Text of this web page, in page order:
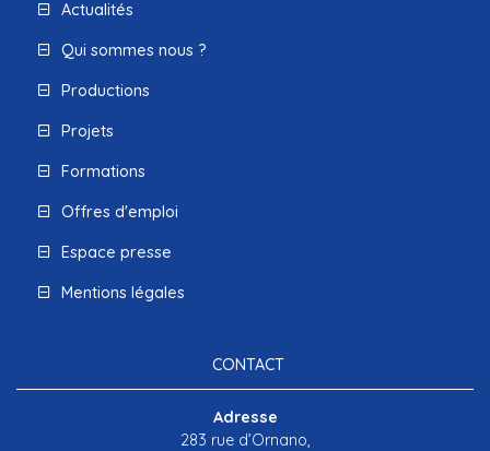
Actualités
Qui sommes nous ?
Productions
Projets
Formations
Offres d'emploi
Espace presse
Mentions légales
CONTACT
Adresse
283 rue d’Ornano,